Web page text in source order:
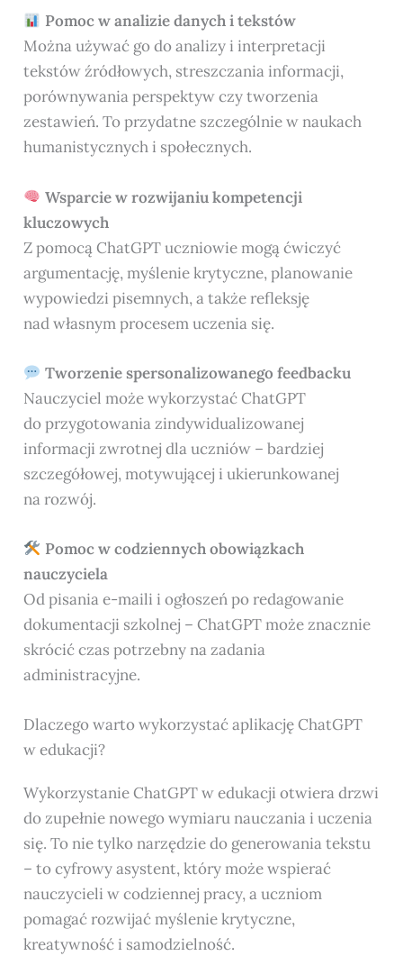
Pomoc w analizie danych i tekstów
Można używać go do analizy i interpretacji
tekstów źródłowych, streszczania informacji,
porównywania perspektyw czy tworzenia
zestawień. To przydatne szczególnie w naukach
humanistycznych i społecznych.
Wsparcie w rozwijaniu kompetencji
kluczowych
Z pomocą ChatGPT uczniowie mogą ćwiczyć
argumentację, myślenie krytyczne, planowanie
wypowiedzi pisemnych, a także refleksję
nad własnym procesem uczenia się.
Tworzenie spersonalizowanego feedbacku
Nauczyciel może wykorzystać ChatGPT
do przygotowania zindywidualizowanej
informacji zwrotnej dla uczniów – bardziej
szczegółowej, motywującej i ukierunkowanej
na rozwój.
Pomoc w codziennych obowiązkach
nauczyciela
Od pisania e-maili i ogłoszeń po redagowanie
dokumentacji szkolnej – ChatGPT może znacznie
skrócić czas potrzebny na zadania
administracyjne.
Dlaczego warto wykorzystać aplikację ChatGPT
w edukacji?
Wykorzystanie ChatGPT w edukacji otwiera drzwi
do zupełnie nowego wymiaru nauczania i uczenia
się. To nie tylko narzędzie do generowania tekstu
– to cyfrowy asystent, który może wspierać
nauczycieli w codziennej pracy, a uczniom
pomagać rozwijać myślenie krytyczne,
kreatywność i samodzielność.